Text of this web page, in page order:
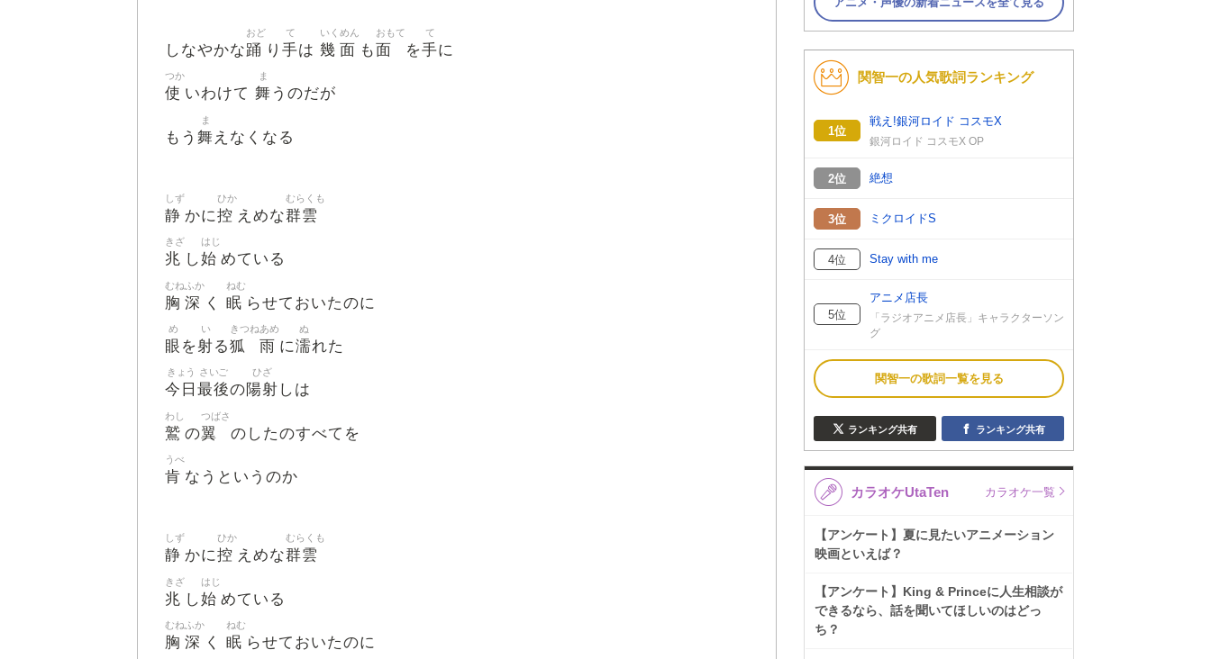
しなやかな踊
おど
り 手
て
は 幾
いく
面
めん
も面
おもて
を手
て
に
使
つか
いわけて 舞
ま
うのだが
もう 舞
ま
えなくなる
静
しず
かに控
ひか
えめな群雲
むらくも
兆
きざ
し始
はじ
めている
胸
むね
深
ふか
く 眠
ねむ
らせておいたのに
眼
め
を射
い
る狐
きつね
雨
あめ
に濡
ぬ
れた
今日
きょう
最後
さいご
の陽射
ひざ
しは
鷲
わし
の翼
つばさ
のしたのすべてを
肯
うべ
なうというのか
静
しず
かに控
ひか
えめな群雲
むらくも
兆
きざ
し始
はじ
めている
胸
むね
深
ふか
く 眠
ねむ
らせておいたのに
関智一の人気歌詞ランキング
1位
戦え!銀河ロイド コスモX
銀河ロイド コスモX OP
2位 絶想
3位 ミクロイドS
4位 Stay with me
5位
アニメ店長
「ラジオアニメ店長」キャラクターソン
グ
関智一の歌詞一覧を見る
ランキング共有 ランキング共有
カラオケUtaTen カラオケ一覧
【アンケート】夏に見たいアニメーション
映画といえば？
【アンケート】King & Princeに人生相談が
できるなら、話を聞いてほしいのはどっ
ち？